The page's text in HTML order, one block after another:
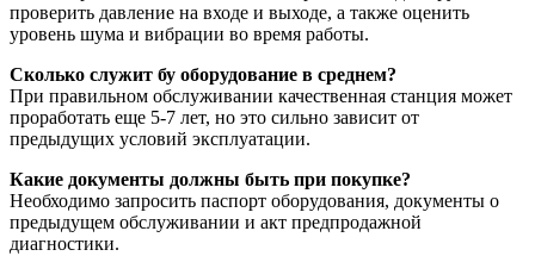
проверить давление на входе и выходе, а также оценить
уровень шума и вибрации во время работы.
Сколько служит бу оборудование в среднем?
При правильном обслуживании качественная станция может
проработать еще 5-7 лет, но это сильно зависит от
предыдущих условий эксплуатации.
Какие документы должны быть при покупке?
Необходимо запросить паспорт оборудования, документы о
предыдущем обслуживании и акт предпродажной
диагностики.